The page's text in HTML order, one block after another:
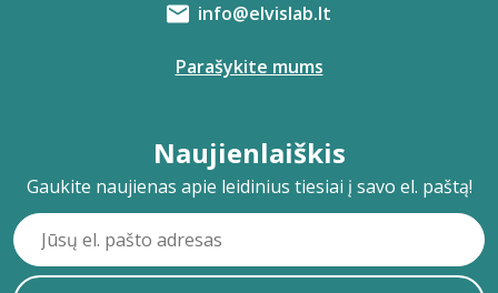
info@elvislab.lt
Parašykite mums
Naujienlaiškis
Gaukite naujienas apie leidinius tiesiai į savo el. paštą!